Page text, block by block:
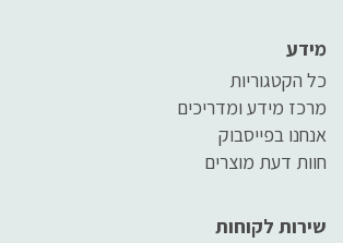
מידע
כל הקטגוריות
מרכז מידע ומדריכים
אנחנו בפייסבוק
חוות דעת מוצרים
שירות לקוחות